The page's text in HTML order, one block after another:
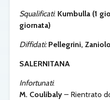
Squalificati: Kumbulla (1
giornata)
Diffidati: Pellegrini, Zaniolo
SALERNITANA
Infortunati:
M. Coulibaly – Rientrato